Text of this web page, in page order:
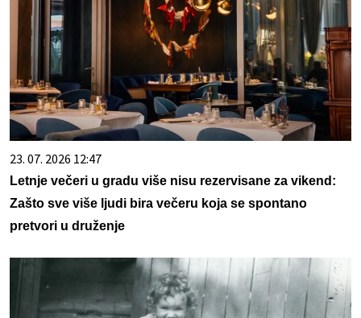
23. 07. 2026 12:47
Letnje večeri u gradu više nisu rezervisane za vikend:
Zašto sve više ljudi bira večeru koja se spontano
pretvori u druženje